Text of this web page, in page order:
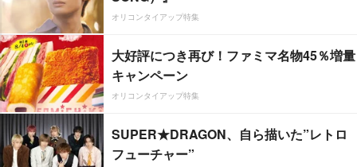
オリコンタイアップ特集
大好評につき再び！ファミマ名物45％増量
キャンペーン
オリコンタイアップ特集
SUPER★DRAGON、自ら描いた”レトロ
フューチャー”